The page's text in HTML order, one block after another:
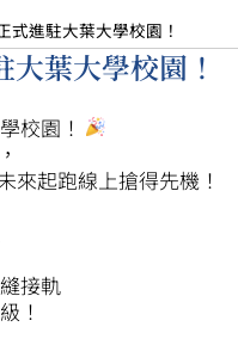
式進駐大葉大學校園！
葉大學校園！
校園！
來起跑線上搶得先機！
接軌
！